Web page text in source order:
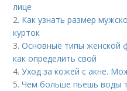
лице
2. Как узнать размер
курток
3.Основные типы женской
как определить свой
4.Уход за кожей с акне.
5.Чем больше пьешь воды